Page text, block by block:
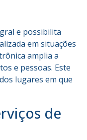
e possibilita
em situações
amplia a
e pessoas. Este
lugares em que
de